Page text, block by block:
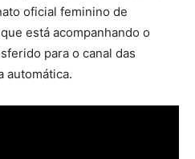
oficial feminino de
está acompanhando o
para o canal das
automática.